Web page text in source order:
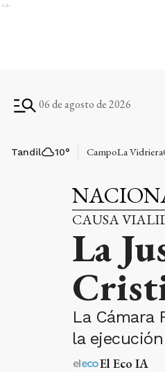
Ads
06 de agosto de 2026
Tandil 10° CampoLa Vidriera
CAUSA
La
La Cámara
la
El Eco IA